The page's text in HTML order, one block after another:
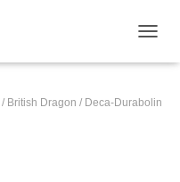
/ British Dragon / Deca-Durabolin